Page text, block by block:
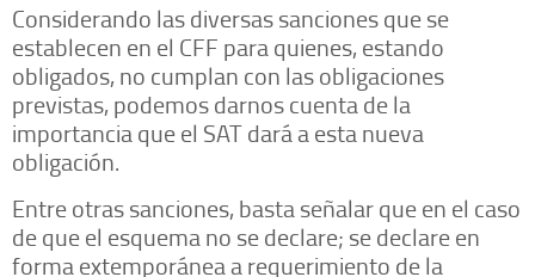
Considerando las diversas sanciones que se
establecen en el CFF para quienes, estando
obligados, no cumplan con las obligaciones
previstas, podemos darnos cuenta de la
importancia que el SAT dará a esta nueva
obligación.
Entre otras sanciones, basta señalar que en el caso
de que el esquema no se declare; se declare en
forma extemporánea a requerimiento de la